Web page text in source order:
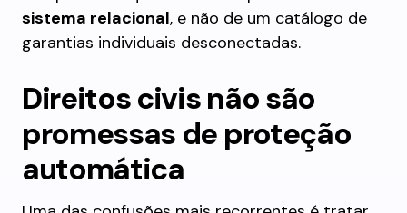
sistema relacional, e não de um catálogo de
garantias individuais desconectadas.
Direitos civis não são
promessas de proteção
automática